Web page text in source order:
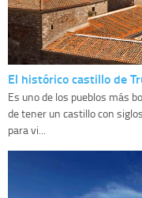
El histórico castillo de
Es uno de los pueblos más
de tener un castillo con
para vi...